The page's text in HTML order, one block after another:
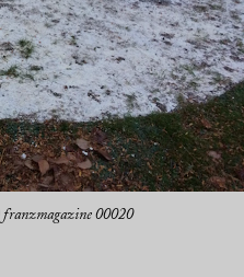
franzmagazine 00020